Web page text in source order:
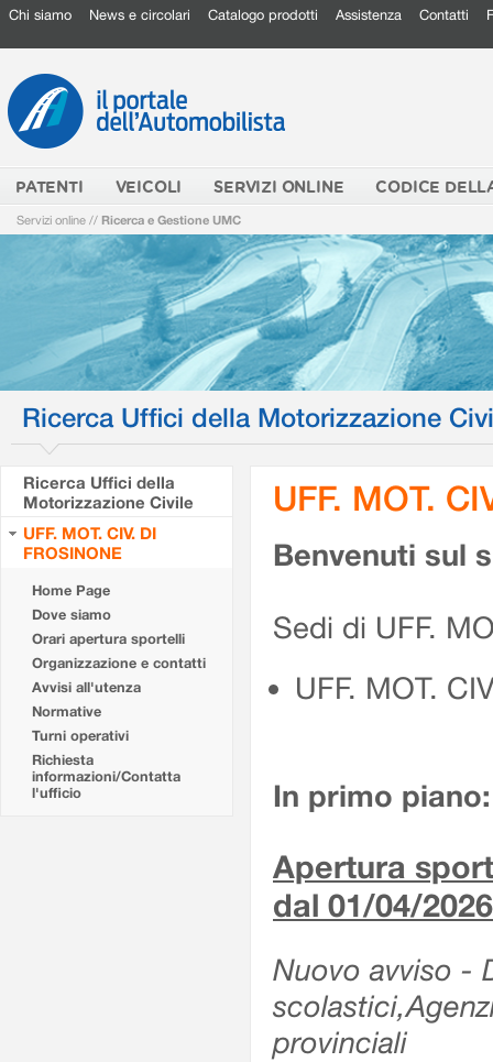
Chi siamo News e circolari Catalogo prodotti Assistenza Contatti
PATENTI VEICOLI SERVIZI ONLINE CODICE
Servizi online // Ricerca e Gestione UMC
Ricerca Uffici della Motorizzazione
Ricerca Uffici della
Motorizzazione Civile
UFF. MOT. CIV. DI
FROSINONE
Home Page
Dove siamo
Orari apertura sportelli
Organizzazione e contatti
Avvisi all'utenza
Normative
Turni operativi
Richiesta
informazioni/Contatta
l'ufficio
UFF. MOT.
Benvenuti sul
Sedi di UFF.
UFF. MOT.
In primo piano:
Apertura
dal 01/04/2026
Nuovo avviso -
provinciali